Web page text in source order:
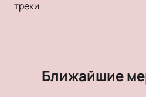
треки
Ближайшие